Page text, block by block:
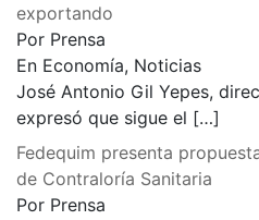
exportando
Por Prensa
En Economía, Noticias
José Antonio Gil Yepes,
expresó que sigue el […]
Fedequim presenta
de Contraloría Sanitaria
Por Prensa